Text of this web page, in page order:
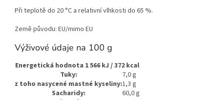
Při teplotě do 20 °C a relativní vlhkosti do 65 %.
Země původu: EU/mimo EU
Výživové údaje na 100 g
Energetická hodnota 1 566 kJ / 372 kcal
Tuky:
7,0 g
z toho nasycené mastné kyseliny:1,3 g
Sacharidy:
60,0 g